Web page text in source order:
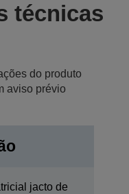
técnicas
do produto
aviso prévio
jacto de